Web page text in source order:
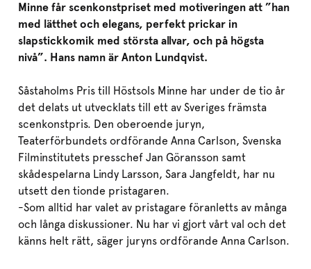
Minne får scenkonstpriset med motiveringen att ”han
med lätthet och elegans, perfekt prickar in
slapstickkomik med största allvar, och på högsta
nivå”. Hans namn är Anton Lundqvist.
Såstaholms Pris till Höstsols Minne har under de tio år
det delats ut utvecklats till ett av Sveriges främsta
scenkonstpris. Den oberoende juryn,
Teaterförbundets ordförande Anna Carlson, Svenska
Filminstitutets presschef Jan Göransson samt
skådespelarna Lindy Larsson, Sara Jangfeldt, har nu
utsett den tionde pristagaren.
-Som alltid har valet av pristagare föranletts av många
och långa diskussioner. Nu har vi gjort vårt val och det
känns helt rätt, säger juryns ordförande Anna Carlson.